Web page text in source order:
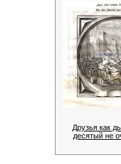
Друзья как
десятый не